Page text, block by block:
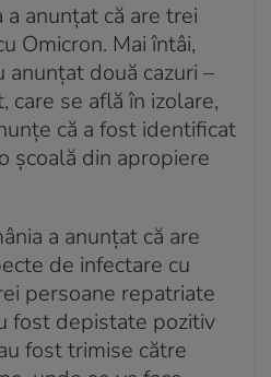
anunțat că are trei
Omicron. Mai întâi,
anunțat două cazuri –
care se află în izolare,
că a fost identificat
școală din apropiere
a anunțat că are
de infectare cu
persoane repatriate
fost depistate pozitiv
fost trimise către